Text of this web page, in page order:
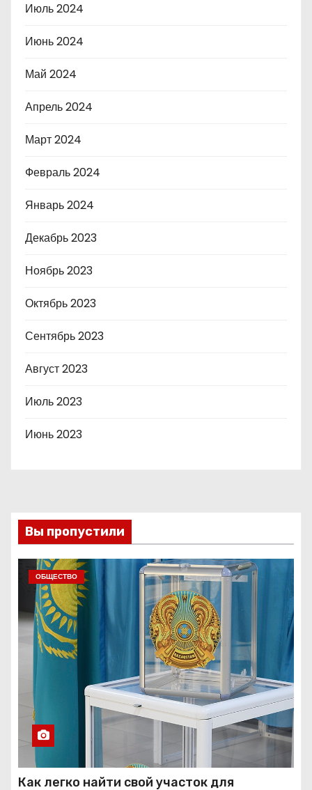
Июль 2024
Июнь 2024
Май 2024
Апрель 2024
Март 2024
Февраль 2024
Январь 2024
Декабрь 2023
Ноябрь 2023
Октябрь 2023
Сентябрь 2023
Август 2023
Июль 2023
Июнь 2023
Вы пропустили
ОБЩЕСТВО
Как легко найти свой участок для